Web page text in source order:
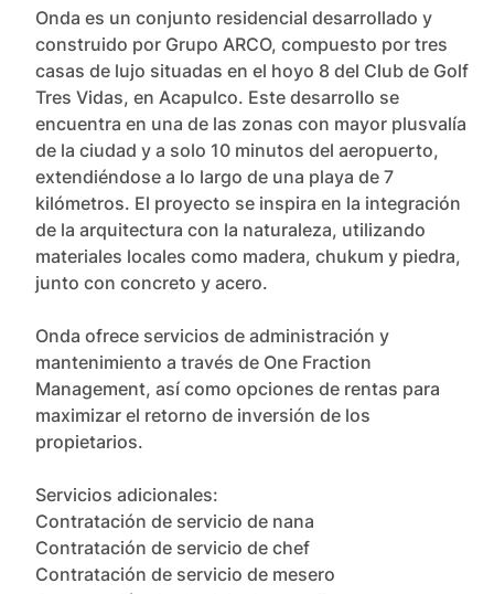
Onda es un conjunto residencial desarrollado y
construido por Grupo ARCO, compuesto por tres
casas de lujo situadas en el hoyo 8 del Club de Golf
Tres Vidas, en Acapulco. Este desarrollo se
encuentra en una de las zonas con mayor plusvalía
de la ciudad y a solo 10 minutos del aeropuerto,
extendiéndose a lo largo de una playa de 7
kilómetros. El proyecto se inspira en la integración
de la arquitectura con la naturaleza, utilizando
materiales locales como madera, chukum y piedra,
junto con concreto y acero.
Onda ofrece servicios de administración y
mantenimiento a través de One Fraction
Management, así como opciones de rentas para
maximizar el retorno de inversión de los
propietarios.
Servicios adicionales:
Contratación de servicio de nana
Contratación de servicio de chef
Contratación de servicio de mesero